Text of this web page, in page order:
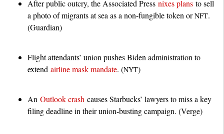
After public outcry, the Associated Press nixes plans to sell
a photo of migrants at sea as a non-fungible token orNFT.
(Guardian)
Flight attendants’ union pushes Biden administration to
extend airline mask mandate. (NYT)
An Outlook crash causes Starbucks’ lawyers to miss a key
filing deadline in their union-busting campaign. (Verge)